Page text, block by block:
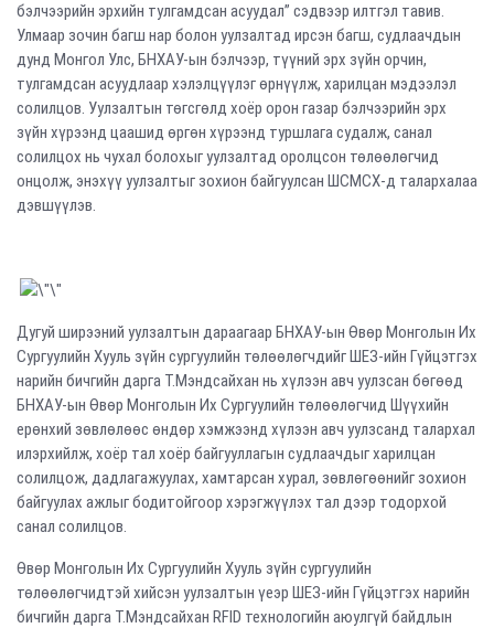
бэлчээрийн эрхийн тулгамдсан асуудал” сэдвээр илтгэл тавив.
Улмаар зочин багш нар болон уулзалтад ирсэн багш, судлаачдын
дунд Монгол Улс, БНХАУ-ын бэлчээр, түүний эрх зүйн орчин,
тулгамдсан асуудлаар хэлэлцүүлэг өрнүүлж, харилцан мэдээлэл
солилцов. Уулзалтын төгсгөлд хоёр орон газар бэлчээрийн эрх
зүйн хүрээнд цаашид өргөн хүрээнд туршлага судалж, санал
солилцох нь чухал болохыг уулзалтад оролцсон төлөөлөгчид
онцолж, энэхүү уулзалтыг зохион байгуулсан ШСМСХ-д талархалаа
дэвшүүлэв.
Дугуй ширээний уулзалтын дараагаар БНХАУ-ын Өвөр Монголын Их
Сургуулийн Хууль зүйн сургуулийн төлөөлөгчдийгШЕЗ-ийн Гүйцэтгэх
нарийн бичгийн дарга Т.Мэндсайхан нь хүлээн авч уулзсан бөгөөд
БНХАУ-ын Өвөр Монголын Их Сургуулийн төлөөлөгчид Шүүхийн
ерөнхий зөвлөлөөс өндөр хэмжээнд хүлээн авч уулзсанд талархал
илэрхийлж, хоёр тал хоёр байгууллагын судлаачдыг харилцан
солилцож, дадлагажуулах, хамтарсан хурал, зөвлөгөөнийг зохион
байгуулах ажлыг бодитойгоор хэрэгжүүлэх тал дээр тодорхой
санал солилцов.
Өвөр Монголын Их Сургуулийн Хууль зүйн сургуулийн
төлөөлөгчидтэй хийсэн уулзалтын үеэр ШЕЗ-ийн Гүйцэтгэх нарийн
бичгийн дарга Т.Мэндсайхан RFID технологийн аюулгүй байдлын